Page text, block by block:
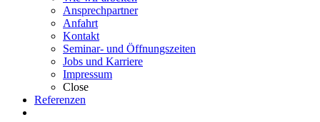
Ansprechpartner
Anfahrt
Kontakt
Seminar- und Öffnungszeiten
Jobs und Karriere
Impressum
Close
Referenzen